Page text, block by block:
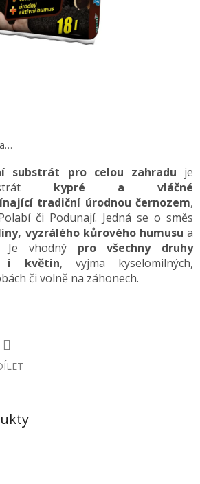
substrát pro celou zahradu je
kypré a vláčné
tradiční úrodnou černozem,
či Podunají. Jedná se o směs
vyzrálého kůrového humusu a
Je vhodný pro všechny druhy
i květin, vyjma kyselomilných,
či volně na záhonech.